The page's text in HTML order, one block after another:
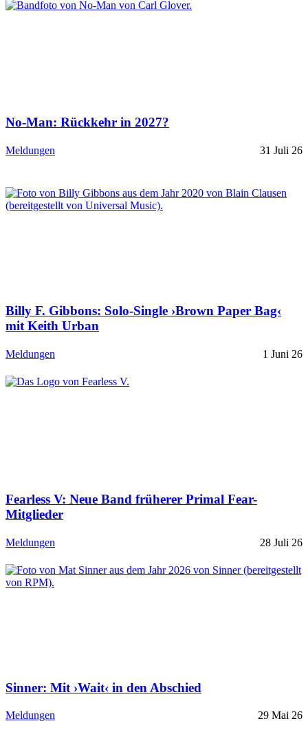
No-Man: Rückkehr in 2027?
Meldungen 31 Juli 26
Billy F. Gibbons: Solo-Single ›Brown Paper Bag‹
mit Keith Urban
Meldungen 1 Juni 26
Fearless V: Neue Band früherer Primal Fear-
Mitglieder
Meldungen 28 Juli 26
Sinner: Mit ›Wait‹ in den Abschied
Meldungen 29 Mai 26